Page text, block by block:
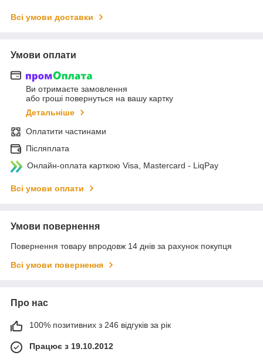
Всі умови доставки
Умови оплати
Ви отримаєте замовлення
або гроші повернуться на вашу картку
Детальніше
Оплатити частинами
Післяплата
Онлайн-оплата карткою Visa, Mastercard - LiqPay
Всі умови оплати
Умови повернення
Повернення товару впродовж 14 днів за рахунок покупця
Всі умови повернення
Про нас
100% позитивних з 246 відгуків за рік
Працює з 19.10.2012